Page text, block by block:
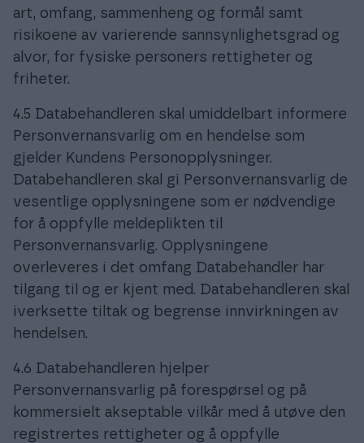
art, omfang, sammenheng og formål samt
risikoene av varierende sannsynlighetsgrad og
alvor, for fysiske personers rettigheter og
friheter.
4.5 Databehandleren skal umiddelbart informere
Personvernansvarlig om en hendelse som
gjelder Kundens Personopplysninger.
Databehandleren skal gi Personvernansvarlig de
vesentlige opplysningene som er nødvendige
for å oppfylle meldeplikten til
Personvernansvarlig. Opplysningene
overleveres i det omfang Databehandler har
tilgang til og er kjent med. Databehandleren skal
iverksette tiltak og begrense innvirkningen av
hendelsen.
4.6 Databehandleren hjelper
Personvernansvarlig på forespørsel og på
kommersielt akseptable vilkår med å utøve den
registrertes rettigheter og å oppfylle